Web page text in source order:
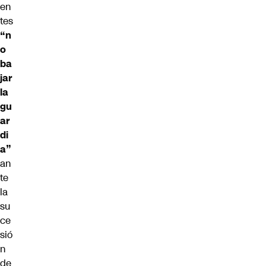
en
tes
“n
o
ba
jar
la
gu
ar
di
a”
an
te
la
su
ce
sió
n
de